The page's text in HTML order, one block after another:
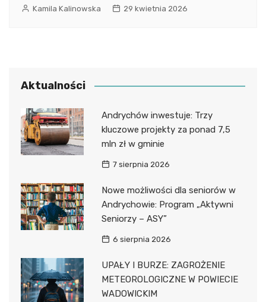
Kamila Kalinowska 29 kwietnia 2026
Aktualności
Andrychów inwestuje: Trzy
kluczowe projekty za ponad 7,5
mln zł w gminie
7 sierpnia 2026
Nowe możliwości dla seniorów w
Andrychowie: Program „Aktywni
Seniorzy – ASY”
6 sierpnia 2026
UPAŁY I BURZE: ZAGROŻENIE
METEOROLOGICZNE W POWIECIE
WADOWICKIM